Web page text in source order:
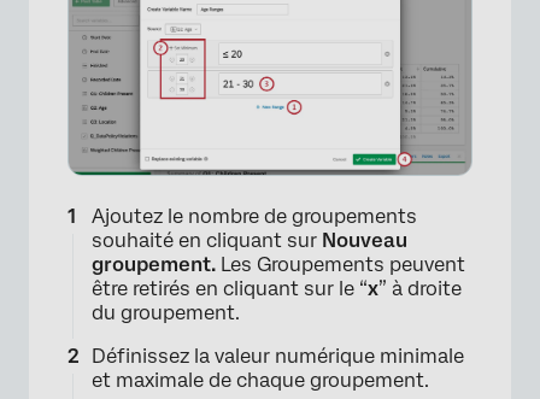
Ajoutez le nombre de groupements
souhaité en cliquant sur Nouveau
groupement. Les Groupements peuvent
être retirés en cliquant sur le “x” à droite
du groupement.
Définissez la valeur numérique minimale
et maximale de chaque groupement.